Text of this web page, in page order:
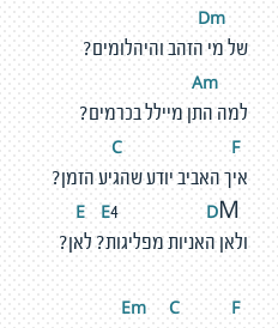
m
של מי הזהב והיהלומים?
m
למה התן מיילל בכרמים?
C
F
איך האביב יודע שהגיע הזמן?
E4 DM
ולאן האניות מפליגות? לאן?
E
m C F